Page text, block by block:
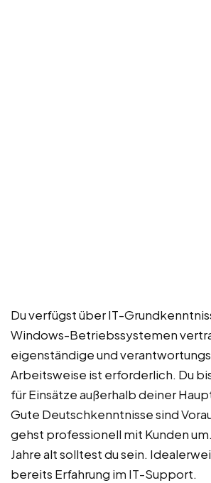
Du verfügst über IT-
Windows-Betriebssystemen
eigenständige und
Arbeitsweise ist erforderlich. Du
für Einsätze außerhalb deiner
Gute Deutschkenntnisse sind
gehst professionell mit Kunden
Jahre alt solltest du sein.
bereits Erfahrung im IT-Support.